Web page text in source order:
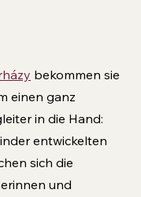
bekommen sie
einen ganz
in die Hand:
entwickelten
sich die
und